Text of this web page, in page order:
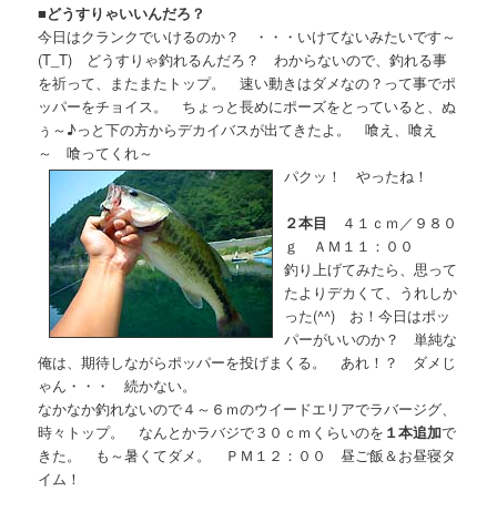
■どうすりゃいいんだろ？
今日はクランクでいけるのか？ ・・・いけてないみたいです～
(T_T) どうすりゃ釣れるんだろ？ わからないので、釣れる事
を祈って、またまたトップ。 速い動きはダメなの？って事でポ
ッパーをチョイス。 ちょっと長めにポーズをとっていると、ぬ
ぅ～♪っと下の方からデカイバスが出てきたよ。 喰え、喰え
～ 喰ってくれ～
パクッ！ やったね！
２本目
４１ｃｍ／９８０
ｇ ＡＭ１１：００
釣り上げてみたら、思って
たよりデカくて、うれしか
った(^^) お！今日はポッ
パーがいいのか？ 単純な
俺は、期待しながらポッパーを投げまくる。 あれ！？ ダメじ
ゃん・・・ 続かない。
なかなか釣れないので４～６ｍのウイードエリアでラバージグ、
時々トップ。 なんとかラバジで３０ｃｍくらいのを １本追加で
きた。 も～暑くてダメ。 ＰＭ１２：００ 昼ご飯＆お昼寝タ
イム！